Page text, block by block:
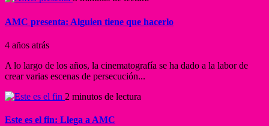
AMC presenta: Alguien tiene que hacerlo
4 años atrás
A lo largo de los años, la cinematografía se ha dado a la labor de
crear varias escenas de persecución...
2 minutos de lectura
Este es el fin: Llega a AMC